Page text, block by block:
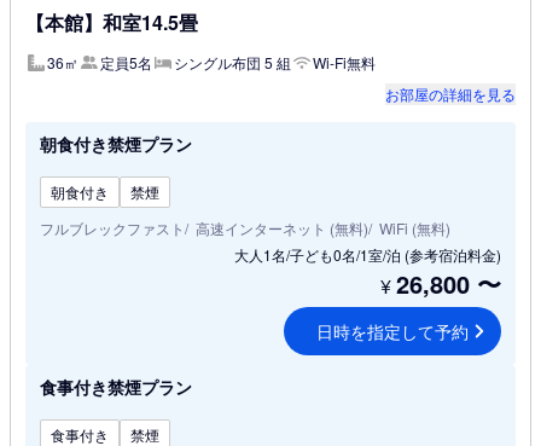
【本館】和室14.5畳
36㎡ 定員5名 シングル布団 5 組
Wi-Fi無料
お部屋の詳細を見る
朝食付き禁煙プラン
朝食付き
禁煙
フルブレックファスト
高速インターネット (無料) WiFi (無料)
大人1名/子ども0名/1室/泊 (参考宿泊料金)
¥26,800 〜
日時を指定して予約
食事付き禁煙プラン
食事付き
禁煙